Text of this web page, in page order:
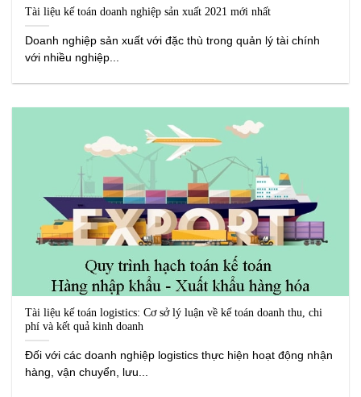
Tài liệu kế toán doanh nghiệp sản xuất 2021 mới nhất
Doanh nghiệp sản xuất với đặc thù trong quản lý tài chính
với nhiều nghiệp...
Tài liệu kế toán logistics: Cơ sở lý luận về kế toán doanh thu, chi
phí và kết quả kinh doanh
Đối với các doanh nghiệp logistics thực hiện hoạt động nhận
hàng, vận chuyển, lưu...